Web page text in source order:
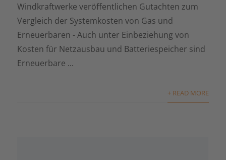
Windkraftwerke veröffentlichen Gutachten zum
Vergleich der Systemkosten von Gas und
Erneuerbaren - Auch unter Einbeziehung von
Kosten für Netzausbau und Batteriespeicher sind
Erneuerbare ...
+ READ MORE